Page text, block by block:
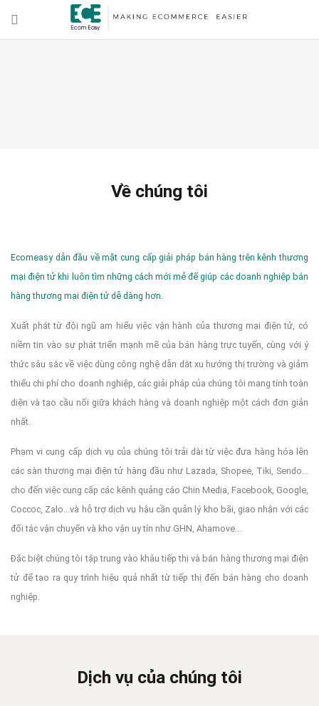
Về chúng tôi
Ecomeasy dẫn đầu về mặt cung cấp giải pháp bán hàng trên kênh thương
mại điện tử khi luôn tìm những cách mới mẻ để giúp các doanh nghiệp bán
hàng thương mại điện tử dễ dàng hơn.
Xuất phát từ đội ngũ am hiểu việc vận hành của thương mại điện tử, có
niềm tin vào sự phát triển mạnh mẽ của bán hàng trực tuyến, cùng với ý
thức sâu sắc về việc dùng công nghệ dẫn dắt xu hướng thị trường và giảm
thiểu chi phí cho doanh nghiệp, các giải pháp của chúng tôi mang tính toàn
diện và tạo cầu nối giữa khách hàng và doanh nghiệp một cách đơn giản
nhất.
Phạm vi cung cấp dịch vụ của chúng tôi trải dài từ việc đưa hàng hóa lên
các sàn thương mại điện tử hàng đầu như Lazada, Shopee, Tiki, Sendo...
cho đến việc cung cấp các kênh quảng cáo Chin Media, Facebook, Google,
Coccoc, Zalo...và hỗ trợ dịch vụ hậu cần quản lý kho bãi, giao nhận với các
đối tác vận chuyển và kho vận uy tín như GHN, Ahamove...
Đặc biệt chúng tôi tập trung vào khâu tiếp thị và bán hàng thương mại điện
tử để tạo ra quy trình hiệu quả nhất từ tiếp thị đến bán hàng cho doanh
nghiệp.
Dịch vụ của chúng tôi